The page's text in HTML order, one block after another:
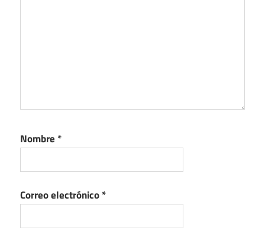
Nombre *
Correo electrónico*